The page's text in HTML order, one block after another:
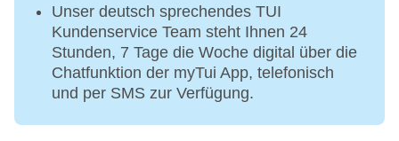
Unser deutsch sprechendes TUI
Kundenservice Team steht Ihnen 24
Stunden, 7 Tage die Woche digital über die
Chatfunktion der myTui App, telefonisch
und per SMS zur Verfügung.